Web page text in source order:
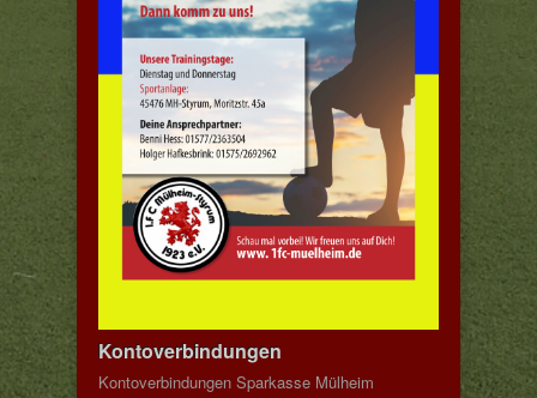
Kontoverbindungen
Kontoverbindungen Sparkasse Mülheim